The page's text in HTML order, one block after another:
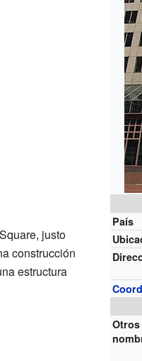
País
Otros
justo
construcción
estructura